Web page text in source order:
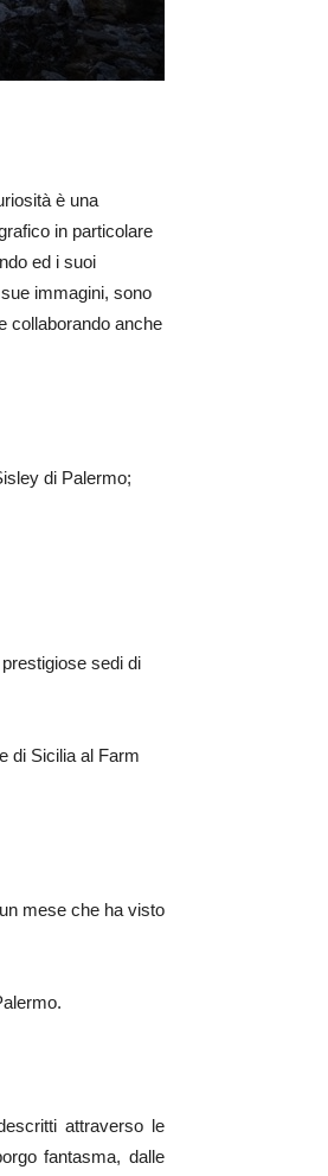
è una
in particolare
ed i suoi
immagini, sono
collaborando anche
di Palermo;
sedi di
di Sicilia al Farm
mese che ha visto
attraverso le
fantasma, dalle